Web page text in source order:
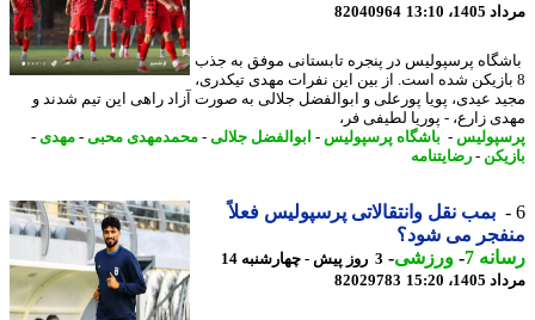
13:10
82040964
پرسپولیس در پنجره تابستانی موفق به جذب
شده است. از بین این نفرات مهدی تیکدری،
عیدی، پویا پورعلی و ابوالفضل جلالی به صورت آزاد راهی این تیم شدند و
زارع، - پوریا لطیفی فر،
-باشگاه پرسپولیس-ابوالفضل جلالی-محمدمهدی محبی-مهدی-
-رضایتنامه
بمب نقل وانتقالاتی پرسپولیس فعلاً
می شود؟
7
-ورزشی-
3 روز پیش - چهارشنبه 14
15:20
82029783